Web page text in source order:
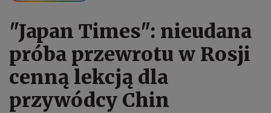
"Japan Times": nieudana
próba przewrotu w Rosji
cenną lekcją dla
przywódcy Chin